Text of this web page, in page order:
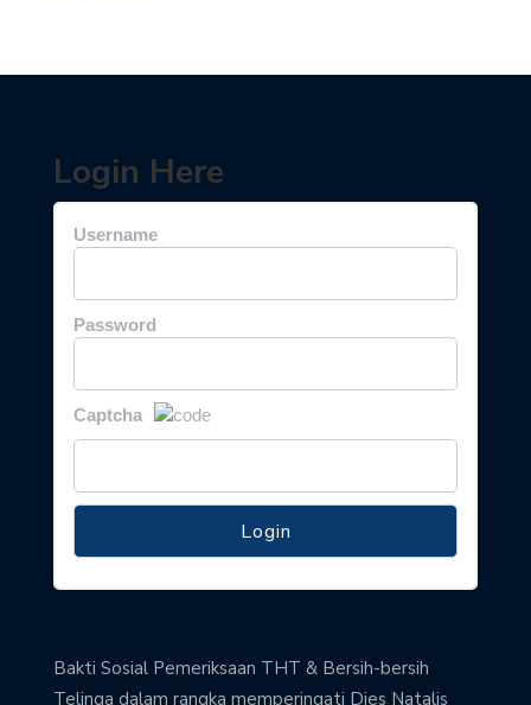
Login Here
Username
Password
Captcha
Bakti Sosial Pemeriksaan THT & Bersih-bersih
Telinga dalam rangka memperingati Dies Natalis